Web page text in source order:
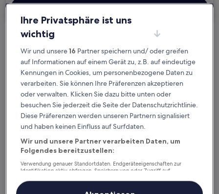
Kostenlose Stornierung bei
Planänderungen
Verdiene Prämien für jede
wahrgenommene Übernachtung
Mehr sparen mit Preisen für Mitglieder
Überprüfe die Preise für diese Daten
Heute
Morgen
Ihre Privatsphäre ist uns
wichtig
Wir und unsere16 Partner speichern und/ oder greifen
auf Informationen auf einem Gerät zu, z.B. auf eindeutige
Kennungen in Cookies, um personenbezogene Daten zu
verarbeiten. Sie können Ihre Präferenzen akzeptieren
oder verwalten. Klicken Sie dazu bitte unten oder
besuchen Sie jederzeit die Seite der Datenschutzrichtlinie.
Diese Präferenzen werden unseren Partnern signalisiert
und haben keinen Einfluss auf Surfdaten.
Wir und unsere Partner verarbeiten Daten, um
Folgendes bereitzustellen:
Verwendung genauer Standortdaten. Endgeräteeigenschaften zur
Identifikation aktiv abfragen. Speichern von oder Zugriff auf
Inhalte, Messung von Werbeleistung und der Performance von Inhalten,
Zielgruppenforschung sowie Entwicklung und Verbesserung von